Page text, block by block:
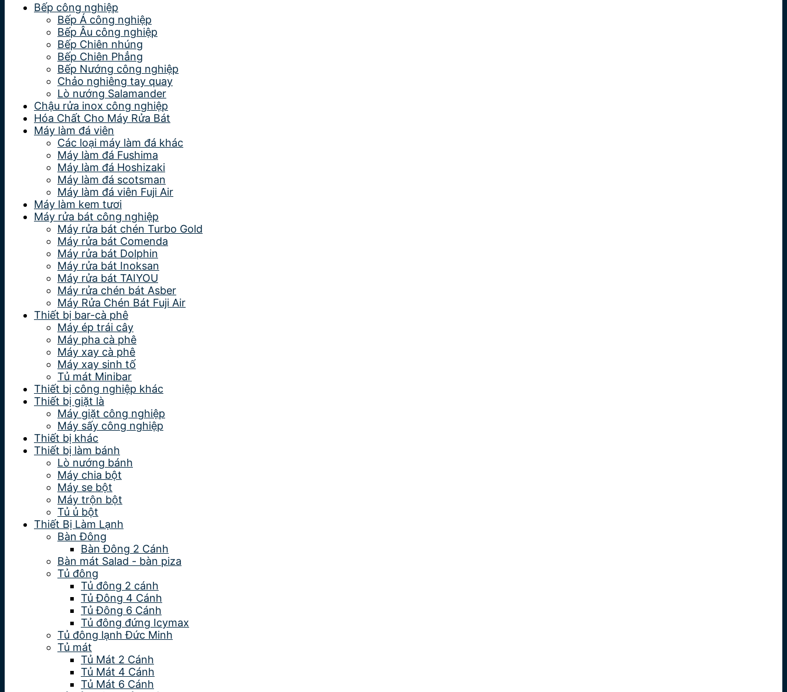
Bếp công nghiệp
Bếp Á công nghiệp
Bếp Âu công nghiệp
Bếp Chiên nhúng
Bếp Chiên Phẳng
Bếp Nướng công nghiệp
Chảo nghiêng tay quay
Lò nướng Salamander
Chậu rửa inox công nghiệp
Hóa Chất Cho Máy Rửa Bát
Máy làm đá viên
Các loại máy làm đá khác
Máy làm đá Fushima
Máy làm đá Hoshizaki
Máy làm đá scotsman
Máy làm đá viên Fuji Air
Máy làm kem tươi
Máy rửa bát công nghiệp
Máy rửa bát chén Turbo Gold
Máy rửa bát Comenda
Máy rửa bát Dolphin
Máy rửa bát Inoksan
Máy rửa bát TAIYOU
Máy rửa chén bát Asber
Máy Rửa Chén Bát Fuji Air
Thiết bị bar-cà phê
Máy ép trái cây
Máy pha cà phê
Máy xay cà phê
Máy xay sinh tố
Tủ mát Minibar
Thiết bị công nghiệp khác
Thiết bị giặt là
Máy giặt công nghiệp
Máy sấy công nghiệp
Thiết bị khác
Thiết bị làm bánh
Lò nướng bánh
Máy chia bột
Máy se bột
Máy trộn bột
Tủ ủ bột
Thiết Bị Làm Lạnh
Bàn Đông
Bàn Đông 2 Cánh
Bàn mát Salad - bàn piza
Tủ đông
Tủ đông 2 cánh
Tủ Đông 4 Cánh
Tủ Đông 6 Cánh
Tủ đông đứng Icymax
Tủ đông lạnh Đức Minh
Tủ mát
Tủ Mát 2 Cánh
Tủ Mát 4 Cánh
Tủ Mát 6 Cánh